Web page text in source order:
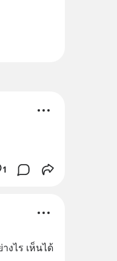
1
งไร เห็นได้